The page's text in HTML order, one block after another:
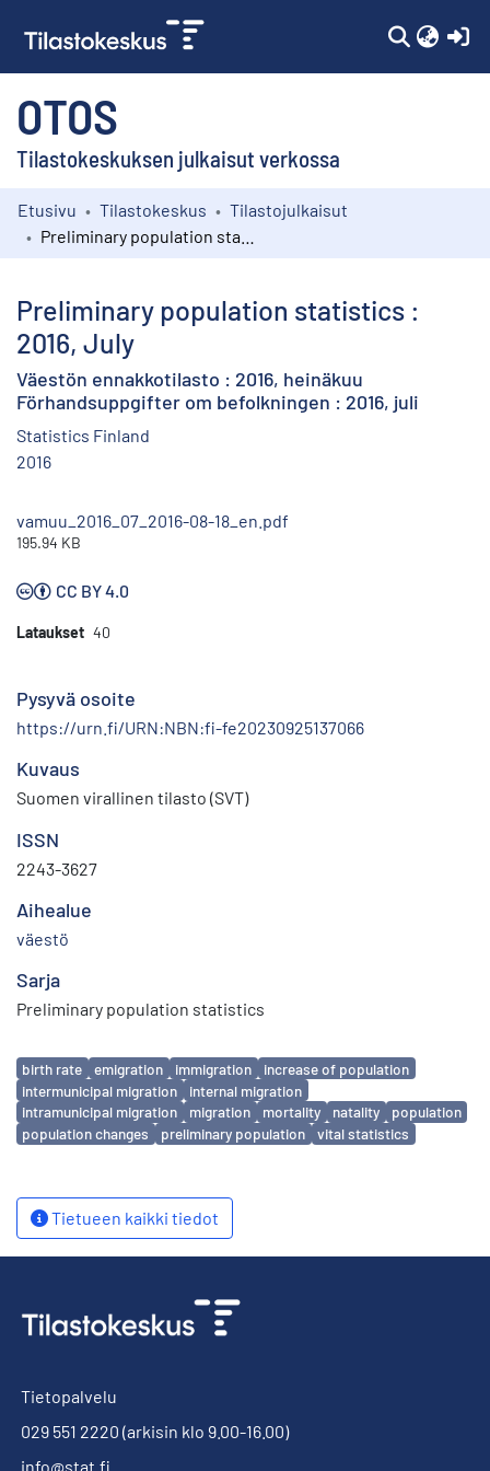
OTOS
Tilastokeskuksen julkaisut verkossa
Kokoelmat
Etusivu Tilastokeskus
Tilastojulkaisut
Preliminary population statistics :
2016, July
Väestön ennakkotilasto : 2016, heinäkuu
Förhandsuppgifter om befolkningen : 2016, juli
Statistics Finland
2016
vamuu_2016_07_2016-08-18_en.pdf
195.94 KB
CC BY 4.0
Lataukset 40
Pysyvä osoite
https://urn.fi/URN:NBN:fi-fe20230925137066
Kuvaus
Suomen virallinen tilasto (SVT)
ISSN
2243-3627
Aihealue
väestö
Sarja
Preliminary population statistics
Avainsanat
birth rate emigration immigration
increase of population
intermunicipal migration
internal migration
intramunicipal migration
migration mortality natality
population
population changes
preliminary population vital statistics
Tietueen kaikki tiedot
Tietopalvelu
029 551 2220 (arkisin klo 9.00-16.00)
info@stat.fi